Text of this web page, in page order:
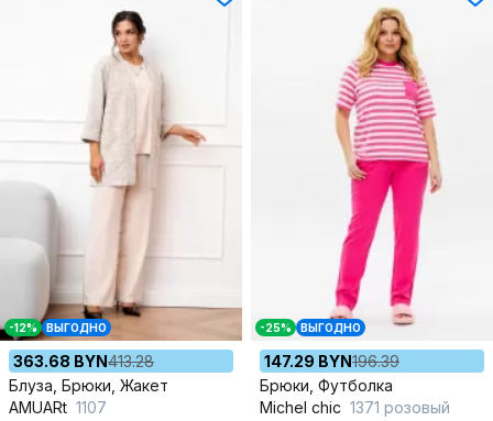
-12% ВЫГОДНО
363.68 BYN413.28
Блуза, Брюки, Жакет
AMUARt 1107
-25% ВЫГОДНО
147.29 BYN196.39
Брюки, Футболка
Michel chic 1371 розовый